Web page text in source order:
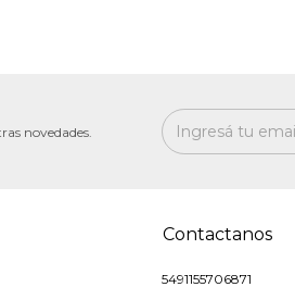
novedades.
Contactanos
5491155706871